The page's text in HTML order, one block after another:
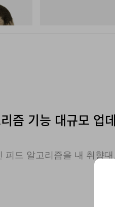
즘 기능 대규모 업
피드 알고리즘을 내 취향